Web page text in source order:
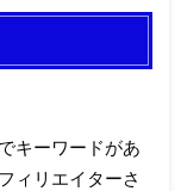
キーワードがあ
ィリエイターさ